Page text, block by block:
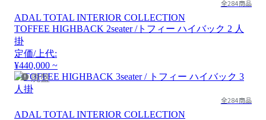
全284商品
ADAL TOTAL INTERIOR COLLECTION
TOFFEE HIGHBACK 2seater /トフィー ハイバック 2 ⼈
掛
定価/上代:
¥440,000 ~
廃盤
全284商品
ADAL TOTAL INTERIOR COLLECTION